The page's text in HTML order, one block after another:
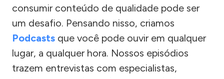
consumir conteúdo de qualidade pode ser
um desafio. Pensando nisso, criamos
Podcasts que você pode ouvir em qualquer
lugar, a qualquer hora. Nossos episódios
trazem entrevistas com especialistas,